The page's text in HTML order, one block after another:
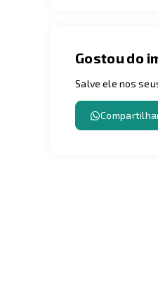
Gostou do
Salve ele nos